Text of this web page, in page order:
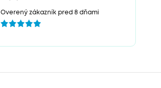
Overený zákazník pred 8 dňami